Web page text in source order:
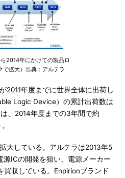
2014年にかけての製品ロ
で拡大）出典：アルテラ
2011年度までに世界全体に出荷し
Logic Device）の累計出荷数は
、2014年度までの3年間で約
大している。アルテラは2013年5
源ICの開発を狙い、電源メーカー
買収している。Enpirionブランド